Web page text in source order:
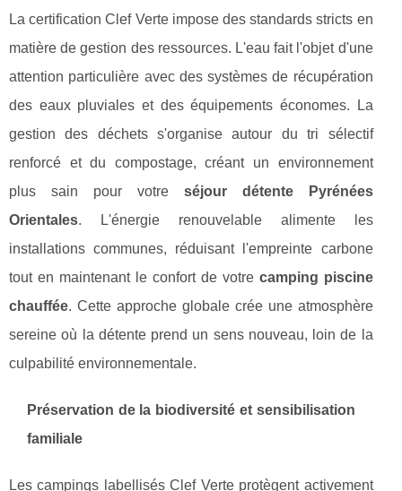
La certification Clef Verte impose des standards stricts en
matière de gestion des ressources. L'eau fait l'objet d'une
attention particulière avec des systèmes de récupération
des eaux pluviales et des équipements économes. La
gestion des déchets s'organise autour du tri sélectif
renforcé et du compostage, créant un environnement
plus sain pour votre séjour détente Pyrénées
Orientales. L'énergie renouvelable alimente les
installations communes, réduisant l'empreinte carbone
tout en maintenant le confort de votre camping piscine
chauffée. Cette approche globale crée une atmosphère
sereine où la détente prend un sens nouveau, loin de la
culpabilité environnementale.
Préservation de la biodiversité et sensibilisation
familiale
Les campings labellisés Clef Verte protègent activement